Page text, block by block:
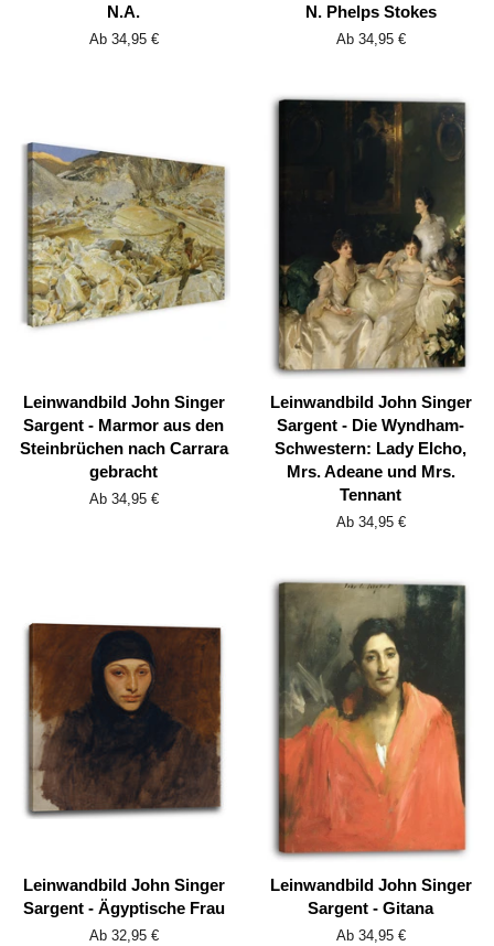
N.A.
Ab 34,95 €
N. Phelps Stokes
Ab 34,95 €
Leinwandbild John Singer
Sargent - Marmor aus den
Steinbrüchen nach Carrara
gebracht
Ab 34,95 €
Leinwandbild John Singer
Sargent - Die Wyndham-
Schwestern: Lady Elcho,
Mrs. Adeane und Mrs.
Tennant
Ab 34,95 €
Leinwandbild John Singer
Sargent - Ägyptische Frau
Ab 32,95 €
Leinwandbild John Singer
Sargent - Gitana
Ab 34,95 €